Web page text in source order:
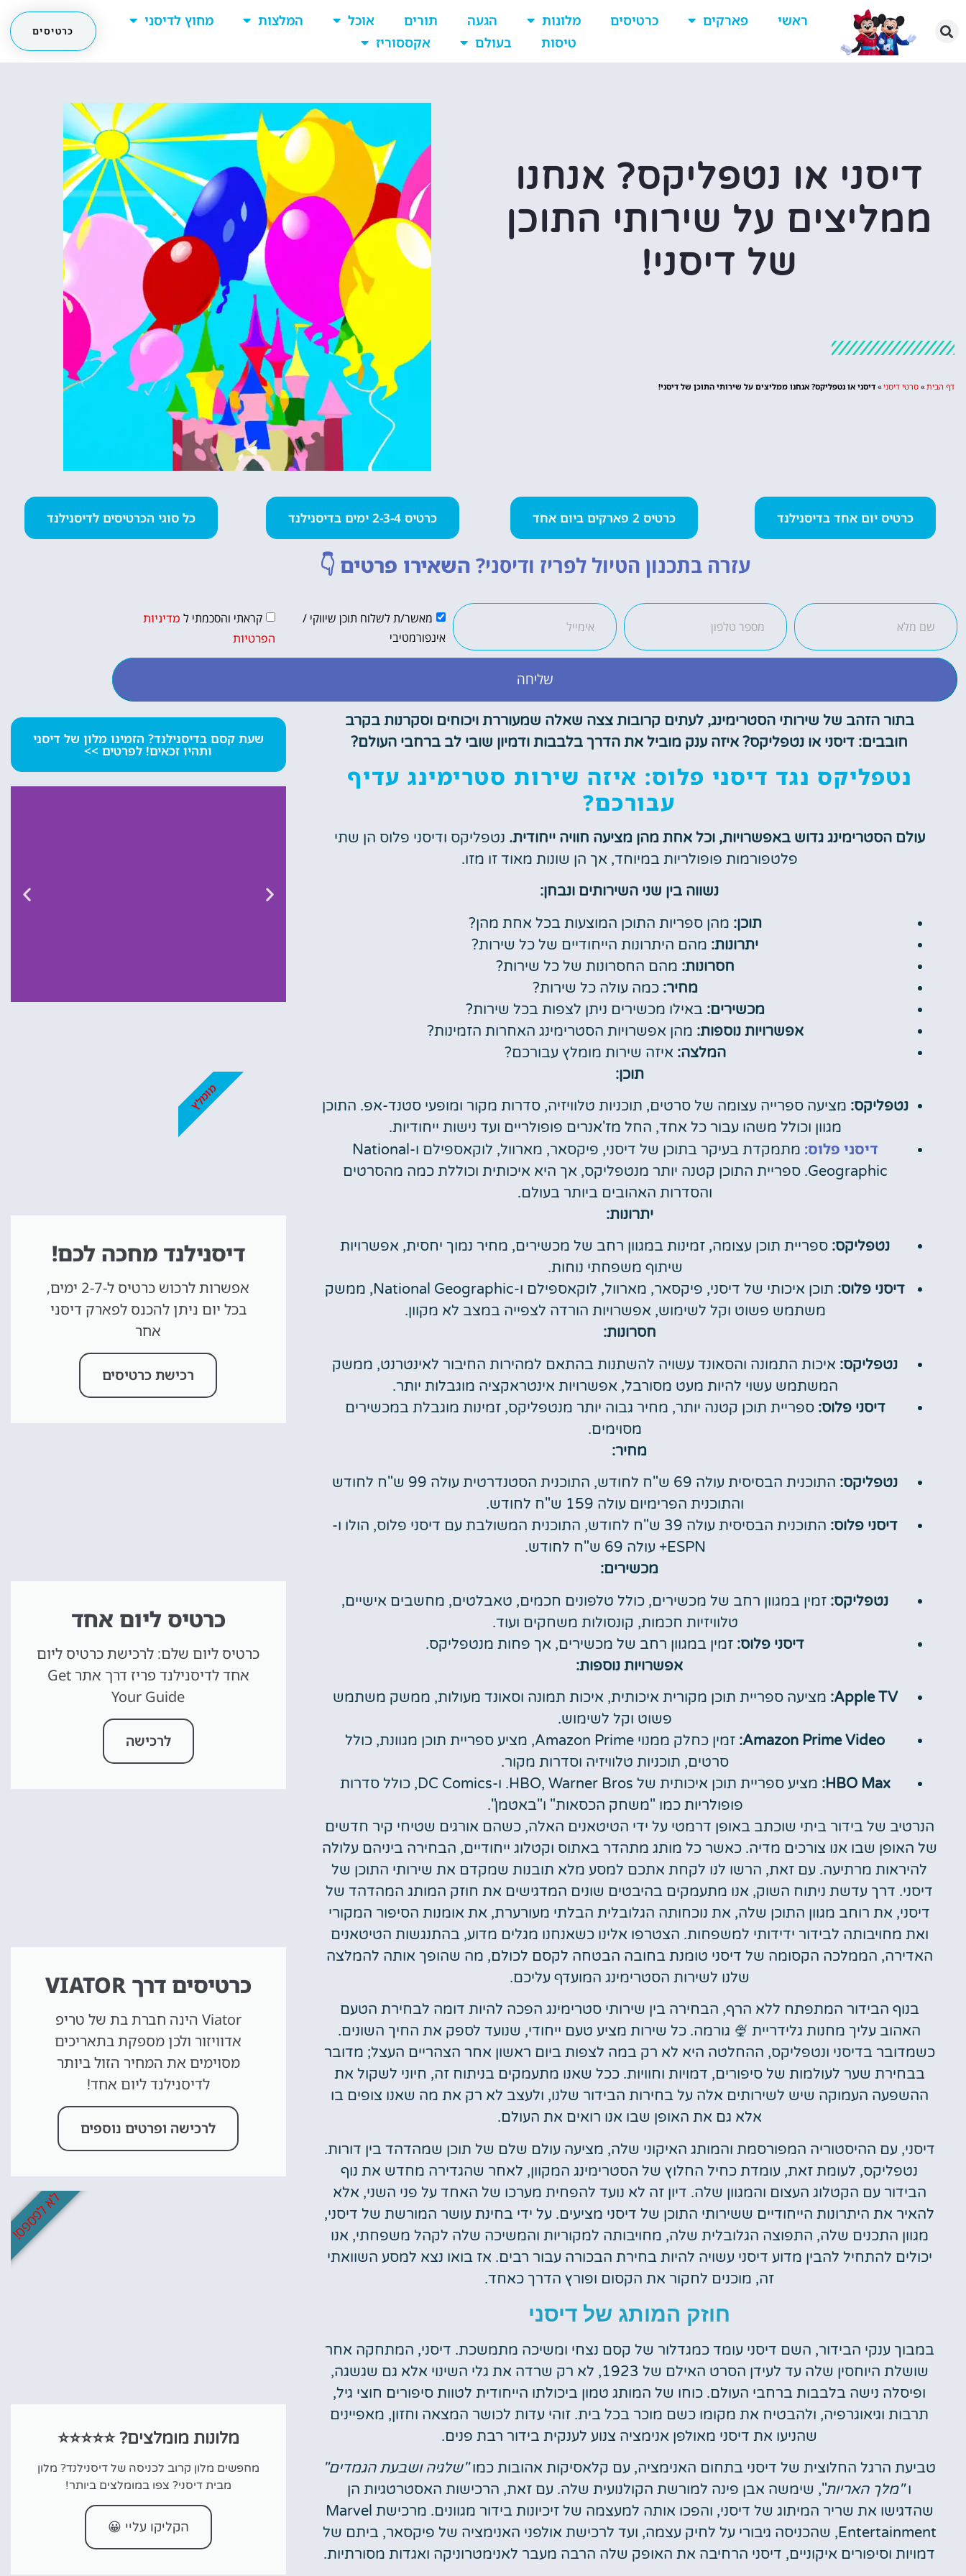
ראשי פארקים כרטיסים מלונות הגעה תורים אוכל המלצות
מחוץ לדיסני
טיסות
בעולם אקססוריז
כרטיסים
דיסני או נטפליקס? אנחנו
ממליצים על שירותי התוכן
של דיסני!
דף הבית » סרטי דיסני » דיסני או נטפליקס? אנחנו ממליצים על שירותי התוכן של דיסני!
כרטיס יום אחד בדיסנילנד כרטיס 2 פארקים ביום אחד כרטיס 2-3-4 ימים בדיסנילנד כל סוגי הכרטיסים לדיסנילנד
עזרה בתכנון הטיול לפריז ודיסני? השאירו פרטים 👇
מאשר/ת לשלוח תוכן שיווקי /
אינפורמטיבי
קראתי והסכמתי ל מדיניות
הפרטיות
שליחה
בתור הזהב של שירותי הסטרימינג, לעתים קרובות צצה שאלה שמעוררת ויכוחים וסקרנות בקרב
חובבים: דיסני או נטפליקס? איזה ענק מוביל את הדרך בלבבות ודמיון שובי לב ברחבי העולם?
נטפליקס נגד דיסני פלוס: איזה שירות סטרימינג עדיף
עבורכם?
עולם הסטרימינג גדוש באפשרויות, וכל אחת מהן מציעה חוויה ייחודית. נטפליקס ודיסני פלוס הן שתי
פלטפורמות פופולריות במיוחד, אך הן שונות מאוד זו מזו.
נשווה בין שני השירותים ונבחן:
תוכן: מהן ספריות התוכן המוצעות בכל אחת מהן?
יתרונות: מהם היתרונות הייחודיים של כל שירות?
חסרונות: מהם החסרונות של כל שירות?
מחיר: כמה עולה כל שירות?
מכשירים: באילו מכשירים ניתן לצפות בכל שירות?
אפשרויות נוספות: מהן אפשרויות הסטרימינג האחרות הזמינות?
המלצה: איזה שירות מומלץ עבורכם?
תוכן:
נטפליקס: מציעה ספרייה עצומה של סרטים, תוכניות טלוויזיה, סדרות מקור ומופעי סטנד-אפ. התוכן
מגוון וכולל משהו עבור כל אחד, החל מז'אנרים פופולריים ועד נישות ייחודיות.
דיסני פלוס:
מתמקדת בעיקר בתוכן של דיסני, פיקסאר, מארוול, לוקאספילם ו-National
Geographic. ספריית התוכן קטנה יותר מנטפליקס, אך היא איכותית וכוללת כמה מהסרטים
והסדרות האהובים ביותר בעולם.
יתרונות:
נטפליקס: ספריית תוכן עצומה, זמינות במגוון רחב של מכשירים, מחיר נמוך יחסית, אפשרויות
שיתוף משפחתי נוחות.
דיסני פלוס:
תוכן איכותי של דיסני, פיקסאר, מארוול, לוקאספילם ו-National Geographic, ממשק
משתמש פשוט וקל לשימוש, אפשרויות הורדה לצפייה במצב לא מקוון.
חסרונות:
נטפליקס: איכות התמונה והסאונד עשויה להשתנות בהתאם למהירות החיבור לאינטרנט, ממשק
המשתמש עשוי להיות מעט מסורבל, אפשרויות אינטראקציה מוגבלות יותר.
דיסני פלוס: ספריית תוכן קטנה יותר, מחיר גבוה יותר מנטפליקס, זמינות מוגבלת במכשירים
מסוימים.
מחיר:
נטפליקס:
התוכנית הבסיסית עולה 69 ש"ח לחודש, התוכנית הסטנדרטית עולה 99 ש"ח לחודש
והתוכנית הפרימיום עולה 159 ש"ח לחודש.
דיסני פלוס:
התוכנית הבסיסית עולה 39 ש"ח לחודש, התוכנית המשולבת עם דיסני פלוס, הולו ו-
ESPN+ עולה 69 ש"ח לחודש.
מכשירים:
נטפליקס: זמין במגוון רחב של מכשירים, כולל טלפונים חכמים, טאבלטים, מחשבים אישיים,
טלוויזיות חכמות, קונסולות משחקים ועוד.
דיסני פלוס: זמין במגוון רחב של מכשירים, אך פחות מנטפליקס.
אפשרויות נוספות:
Apple TV: מציעה ספריית תוכן מקורית איכותית, איכות תמונה וסאונד מעולות, ממשק משתמש
פשוט וקל לשימוש.
Amazon Prime Video:
זמין כחלק ממנוי Amazon Prime, מציע ספריית תוכן מגוונת, כולל
סרטים, תוכניות טלוויזיה וסדרות מקור.
HBO Max:
מציע ספריית תוכן איכותית של HBO, Warner Bros. ו-DC Comics, כולל סדרות
פופולריות כמו "משחק הכסאות" ו"באטמן".
הנרטיב של בידור ביתי שוכתב באופן דרמטי על ידי הטיטאנים האלה, כשהם אורגים שטיחי קיר חדשים
של האופן שבו אנו צורכים מדיה. כאשר כל מותג מתהדר באתוס וקטלוג ייחודיים, הבחירה ביניהם עלולה
להיראות מרתיעה. עם זאת, הרשו לנו לקחת אתכם למסע מלא תובנות שמקדם את שירותי התוכן של
דיסני. דרך עדשת ניתוח השוק, אנו מתעמקים בהיבטים שונים המדגישים את חוזק המותג המהדהד של
דיסני, את רוחב מגוון התוכן שלה, את נוכחותה הגלובלית הבלתי מעורערת, את אומנות הסיפור המקורי
ואת מחויבותה לבידור ידידותי למשפחות. הצטרפו אלינו כשאנחנו מגלים מדוע, בהתנגשות הטיטאנים
האדירה, הממלכה הקסומה של דיסני טומנת בחובה הבטחה לקסם לכולם, מה שהופך אותה להמלצה
שלנו לשירות הסטרימינג המועדף עליכם.
בנוף הבידור המתפתח ללא הרף, הבחירה בין שירותי סטרימינג הפכה להיות דומה לבחירת הטעם
האהוב עליך מחנות גלידריית 🍨 גורמה. כל שירות מציע טעם ייחודי, שנועד לספק את החיך השונים.
כשמדובר בדיסני ונטפליקס, ההחלטה היא לא רק במה לצפות ביום ראשון אחר הצהריים העצל; מדובר
בבחירת שער לעולמות של סיפורים, דמויות וחוויות. ככל שאנו מתעמקים בניתוח זה, חיוני לשקול את
ההשפעה העמוקה שיש לשירותים אלה על בחירות הבידור שלנו, ולעצב לא רק את מה שאנו צופים בו
אלא גם את האופן שבו אנו רואים את העולם.
דיסני, עם ההיסטוריה המפורסמת והמותג האיקוני שלה, מציעה עולם שלם של תוכן שמהדהד בין דורות.
נטפליקס, לעומת זאת, עומדת כחיל החלוץ של הסטרימינג המקוון, לאחר שהגדירה מחדש את נוף
הבידור עם הקטלוג העצום והמגוון שלה. דיון זה לא נועד להפחית מערכו של האחד על פני השני, אלא
להאיר את היתרונות הייחודיים ששירותי התוכן של דיסני מציעים. על ידי בחינת עושר המורשת של דיסני,
מגוון התכנים שלה, התפוצה הגלובלית שלה, מחויבותה למקוריות והמשיכה שלה לקהל משפחתי, אנו
יכולים להתחיל להבין מדוע דיסני עשויה להיות בחירת הבכורה עבור רבים. אז בואו נצא למסע השוואתי
זה, מוכנים לחקור את הקסום ופורץ הדרך כאחד.
חוזק המותג של דיסני
במבוך ענקי הבידור, השם דיסני עומד כמגדלור של קסם נצחי ומשיכה מתמשכת. דיסני, המתחקה אחר
שושלת היוחסין שלה עד לעידן הסרט האילם של 1923, לא רק שרדה את גלי השינוי אלא גם שגשגה,
ופיסלה נישה בלבבות ברחבי העולם. כוחו של המותג טמון ביכולתו הייחודית לטוות סיפורים חוצי גיל,
תרבות וגיאוגרפיה, ולהבטיח את מקומו כשם מוכר בכל בית. זוהי עדות לכושר המצאה וחזון, מאפיינים
שהניעו את דיסני מאולפן אנימציה צנוע לענקית בידור רבת פנים.
טביעת הרגל החלוצית של דיסני בתחום האנימציה, עם קלאסיקות אהובות כמו"שלגיה ושבעת הגמדים"
ו"מלך האריות", שימשה אבן פינה למורשת הקולנועית שלה. עם זאת, הרכישות האסטרטגיות הן
שהדגישו את שריר המיתוג של דיסני, והפכו אותה למעצמה של זיכיונות בידור מגוונים. מרכישת Marvel
Entertainment, שהכניסה גיבורי על לחיק עצמה, ועד לרכישת אולפני האנימציה של פיקסאר, ביתם של
דמויות וסיפורים איקוניים, דיסני הרחיבה את האופק שלה הרבה מעבר לאנימטרוניקה ואגדות מסורתיות.
שעת קסם בדיסנילנד? הזמינו מלון של דיסני
ותהיו זכאים! לפרטים >>
מומלץ לקנות כרטיס
דיסנילנד מחכה לכם!
אפשרות לרכוש כרטיס ל-2-7 ימים,
בכל יום ניתן להכנס לפארק דיסני
אחר
רכישת כרטיסים
מומלץ
כרטיס ליום אחד
כרטיס ליום שלם: לרכישת כרטיס ליום
אחד לדיסנילנד פריז דרך אתר Get
Your Guide
לרכישה
כרטיסים דרך VIATOR
Viator הינה חברת בת של טריפ
אדוויזור ולכן מספקת בתאריכים
מסוימים את המחיר הזול ביותר
לדיסנילנד ליום אחד!
לרכישה ופרטים נוספים
מלונות מומלצים? ⭐⭐⭐⭐⭐
מחפשים מלון קרוב לכניסה של דיסנילנד? מלון
מבית דיסני? צפו במומלצים ביותר!
הקליקו עליי 😀
לא לפספס!